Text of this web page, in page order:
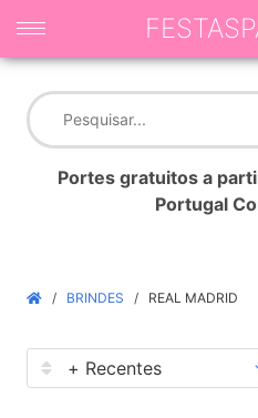
Portes gratuitos a
Portugal
BRINDES REAL MADRID